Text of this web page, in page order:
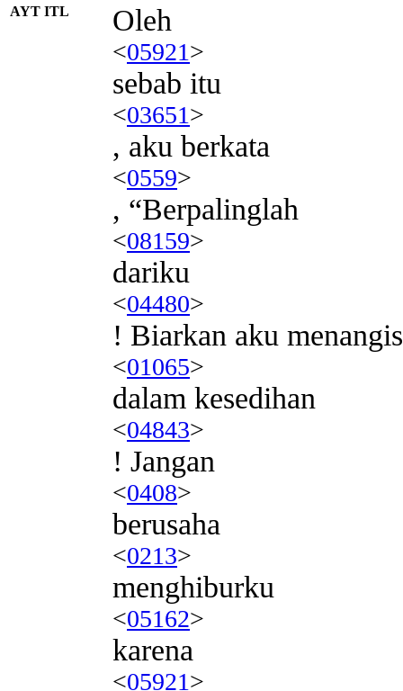
AYT ITL Oleh
<05921>
sebab itu
<03651>
, aku berkata
<0559>
, “Berpalinglah
<08159>
dariku
<04480>
! Biarkan aku menangis
<01065>
dalam kesedihan
<04843>
! Jangan
<0408>
berusaha
<0213>
menghiburku
<05162>
karena
<05921>